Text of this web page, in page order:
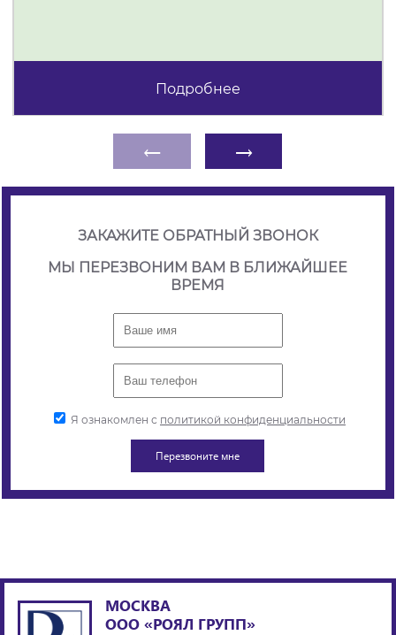
Подробнее
← →
ЗАКАЖИТЕ ОБРАТНЫЙ ЗВОНОК
МЫ ПЕРЕЗВОНИМ ВАМ В БЛИЖАЙШЕЕ
ВРЕМЯ
Я ознакомлен с политикой конфиденциальности
МОСКВА
ООО «РОЯЛ ГРУПП»